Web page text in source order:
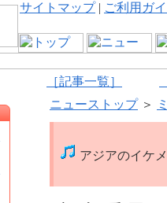
サイトマップ| ご利用ガ
［記事一覧］
ニューストップ＞
アジアのイケ